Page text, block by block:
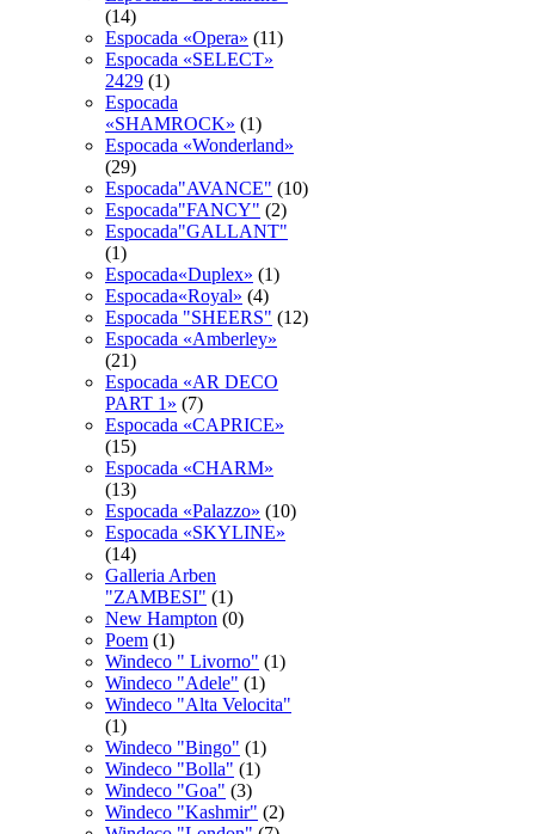
(14)
Espocada «Opera» (11)
Espocada «SELECT»
2429 (1)
Espocada
«SHAMROCK» (1)
Espocada «Wonderland»
(29)
Espocada"AVANCE" (10)
Espocada"FANCY" (2)
Espocada"GALLANT"
(1)
Espocada«Duplex» (1)
Espocada«Royal» (4)
Espocadа "SHEERS" (12)
Espocadа «Amberley»
(21)
Espocadа «AR DECO
PART 1» (7)
Espocadа «CAPRICE»
(15)
Espocadа «CHARM»
(13)
Espocadа «Palazzo» (10)
Espocadа «SKYLINE»
(14)
Galleria Arben
"ZAMBESI" (1)
New Hampton (0)
Poem (1)
Windeco " Livorno" (1)
Windeco "Adele" (1)
Windeco "Alta Velocita"
(1)
Windeco "Bingo" (1)
Windeco "Bolla" (1)
Windeco "Goa" (3)
Windeco "Kashmir" (2)